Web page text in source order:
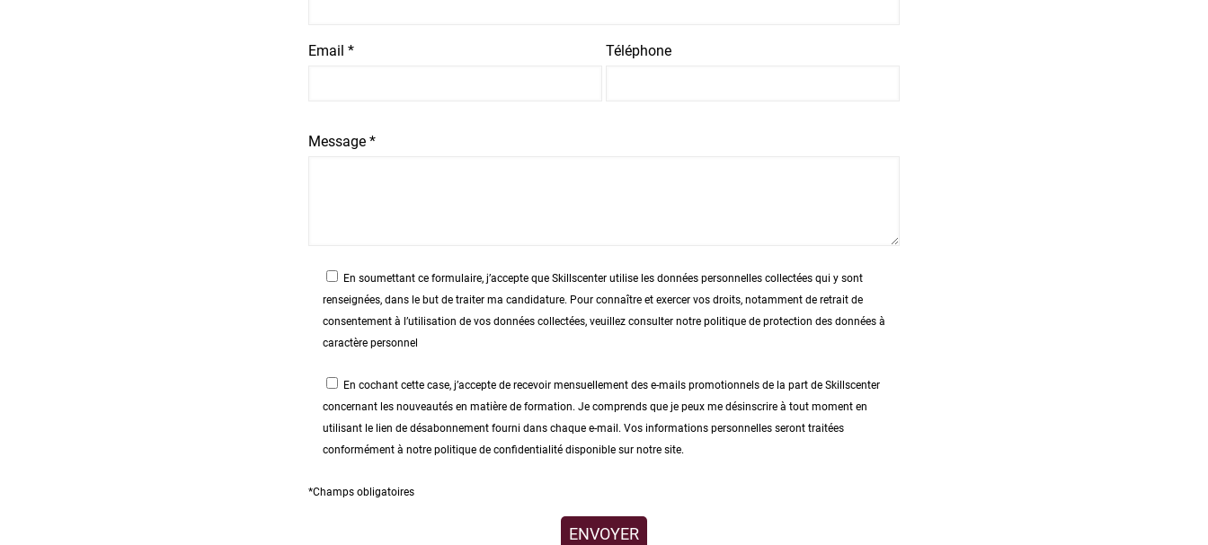
Email * Téléphone
Message *
En soumettant ce formulaire, j’accepte que Skillscenter utilise les données personnelles collectées qui y sont
renseignées, dans le but de traiter ma candidature. Pour connaître et exercer vos droits, notamment de retrait de
consentement à l’utilisation de vos données collectées, veuillez consulter notre politique de protection des données à
caractère personnel
En cochant cette case, j’accepte de recevoir mensuellement des e-mails promotionnels de la part de Skillscenter
concernant les nouveautés en matière de formation. Je comprends que je peux me désinscrire à tout moment en
utilisant le lien de désabonnement fourni dans chaque e-mail. Vos informations personnelles seront traitées
conformément à notre politique de confidentialité disponible sur notre site.
*Champs obligatoires